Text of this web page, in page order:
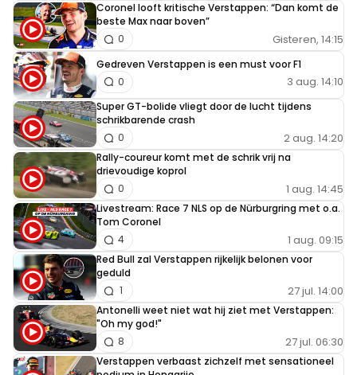
Coronel looft kritische Verstappen: “Dan komt de
beste Max naar boven”
Gisteren, 14:15
0
Gedreven Verstappen is een must voor F1
3 aug. 14:10
0
Super GT-bolide vliegt door de lucht tijdens
schrikbarende crash
2 aug. 14:20
0
Rally-coureur komt met de schrik vrij na
drievoudige koprol
1 aug. 14:45
0
Livestream: Race 7 NLS op de Nürburgring met o.a.
Tom Coronel
1 aug. 09:15
4
Red Bull zal Verstappen rijkelijk belonen voor
geduld
27 jul. 14:00
1
Antonelli weet niet wat hij ziet met Verstappen:
"Oh my god!"
27 jul. 06:30
8
Verstappen verbaast zichzelf met sensationeel